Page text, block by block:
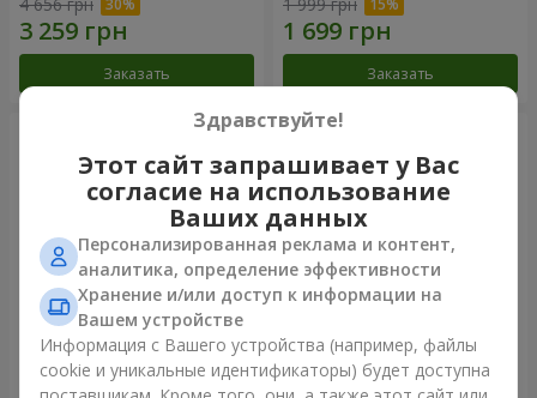
Заказать Заказать
Букет "Tarnis" Монобукет из 9 белых роз
Здравствуйте!
Этот сайт запрашивает у Вас
согласие на использование
Ваших данных
Персонализированная реклама и контент,
аналитика, определение эффективности
Хранение и/или доступ к информации на
Вашем устройстве
Информация с Вашего устройства (например, файлы
cookie и уникальные идентификаторы) будет доступна